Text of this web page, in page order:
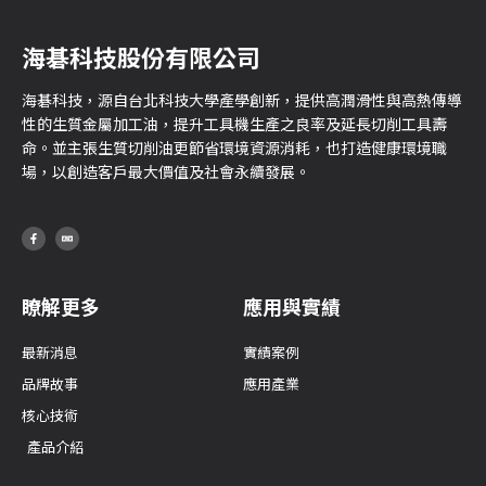
海碁科技股份有限公司
海碁科技，源自台北科技大學產學創新，提供高潤滑性與高熱傳導
性的生質金屬加工油，提升工具機生產之良率及延長切削工具壽
命。並主張生質切削油更節省環境資源消耗，也打造健康環境職
場，以創造客戶最大價值及社會永續發展。
瞭解更多
最新消息
品牌故事
核心技術
產品介紹
應用與實績
實績案例
應用產業